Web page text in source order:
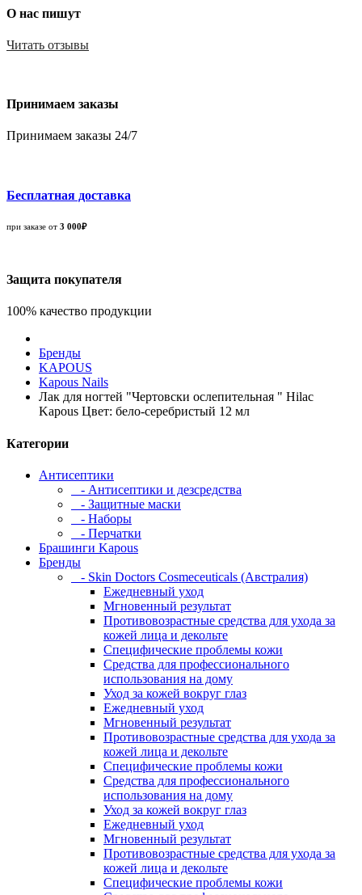
О нас пишут
Читать отзывы
Принимаем заказы
Принимаем заказы 24/7
Бесплатная доставка
при заказе от 3 000₽
Защита покупателя
100% качество продукции
Бренды
KAPOUS
Kapous Nails
Лак для ногтей "Чертовски ослепительная " Hilac
Kapous Цвет: бело-серебристый 12 мл
Категории
Антисептики
- Антисептики и дезсредства
- Защитные маски
- Наборы
- Перчатки
Брашинги Kapous
Бренды
- Skin Doctors Cosmeceuticals (Австралия)
Ежедневный уход
Мгновенный результат
Противовозрастные средства для ухода за
кожей лица и декольте
Специфические проблемы кожи
Средства для профессионального
использования на дому
Уход за кожей вокруг глаз
Ежедневный уход
Мгновенный результат
Противовозрастные средства для ухода за
кожей лица и декольте
Специфические проблемы кожи
Средства для профессионального
использования на дому
Уход за кожей вокруг глаз
Ежедневный уход
Мгновенный результат
Противовозрастные средства для ухода за
кожей лица и декольте
Специфические проблемы кожи